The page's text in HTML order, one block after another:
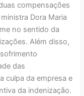
compensações
Dora Maria
no sentido da
Além disso,
das
culpa da empresa e
da indenização.